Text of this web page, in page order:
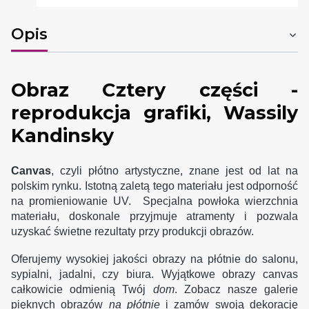
Opis
Obraz Cztery części -
reprodukcja grafiki, Wassily
Kandinsky
Canvas, czyli płótno artystyczne, znane jest od lat na
polskim rynku. Istotną zaletą tego materiału jest odporność
na promieniowanie UV. Specjalna powłoka wierzchnia
materiału, doskonale przyjmuje atramenty i pozwala
uzyskać świetne rezultaty przy produkcji obrazów.
Oferujemy wysokiej jakości obrazy na płótnie do salonu,
sypialni, jadalni, czy biura. Wyjątkowe obrazy canvas
całkowicie odmienią Twój dom. Zobacz nasze galerie
pięknych obrazów na płótniei zamów swoją dekorację